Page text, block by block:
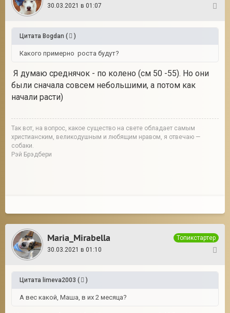
30.03.2021 в 01:07
Цитата Bogdan ( )
Какого примерно роста будут?
Я думаю среднячок - по колено (см 50 -55). Но они
были сначала совсем небольшими, а потом как
начали расти)
Так вот, на вопрос, какое существо на свете обладает самым
христианским, великодушным и любящим нравом, я отвечаю —
собаки.
Рэй Брэдбери
Maria_Mirabella
Топикстартер
30.03.2021 в 01:10
Цитата limeva2003 ( )
А вес какой, Маша, в их 2 месяца?